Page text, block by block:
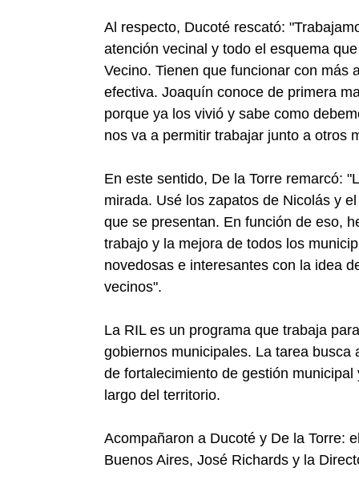
Al respecto, Ducoté rescató:
atención vecinal y todo el esquema
Vecino. Tienen que funcionar con más
efectiva. Joaquín conoce de primera
porque ya los vivió y sabe como
nos va a permitir trabajar junto a otros
En este sentido, De la Torre remarcó:
mirada. Usé los zapatos de Nicolás y
que se presentan. En función de eso,
trabajo y la mejora de todos los
novedosas e interesantes con la idea
vecinos".
La RIL es un programa que trabaja
gobiernos municipales. La tarea
de fortalecimiento de gestión
largo del territorio.
Acompañaron a Ducoté y De la Torre:
Buenos Aires, José Richards y la